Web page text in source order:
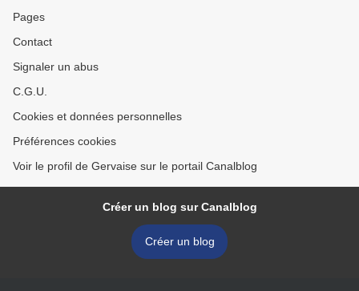
Pages
Contact
Signaler un abus
C.G.U.
Cookies et données personnelles
Préférences cookies
Voir le profil de Gervaise sur le portail Canalblog
Créer un blog sur Canalblog
Créer un blog